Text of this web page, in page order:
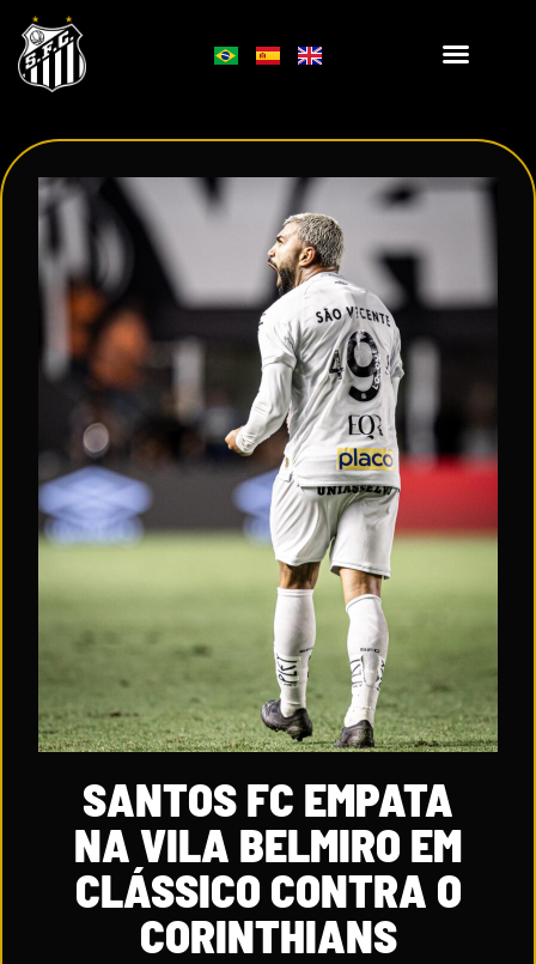
SANTOS FC EMPATA
NA VILA BELMIRO EM
CLÁSSICO CONTRA O
CORINTHIANS